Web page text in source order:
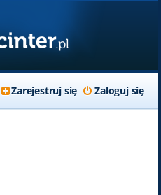
Zaloguj się
Zarejestruj się